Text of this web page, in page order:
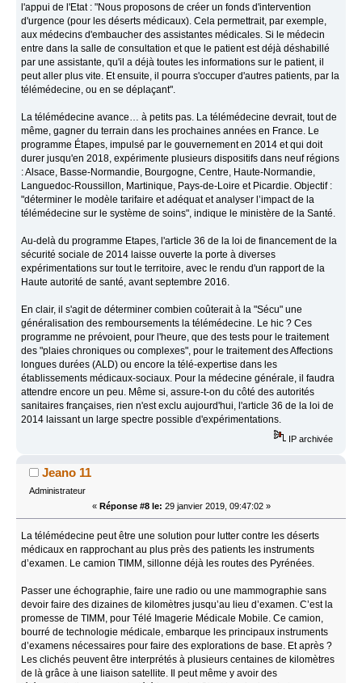
l'appui de l'Etat : "Nous proposons de créer un fonds d'intervention
d'urgence (pour les déserts médicaux). Cela permettrait, par exemple,
aux médecins d'embaucher des assistantes médicales. Si le médecin
entre dans la salle de consultation et que le patient est déjà déshabillé
par une assistante, qu'il a déjà toutes les informations sur le patient, il
peut aller plus vite. Et ensuite, il pourra s'occuper d'autres patients, par la
télémédecine, ou en se déplaçant".
La télémédecine avance… à petits pas. La télémédecine devrait, tout de
même, gagner du terrain dans les prochaines années en France. Le
programme Étapes, impulsé par le gouvernement en 2014 et qui doit
durer jusqu'en 2018, expérimente plusieurs dispositifs dans neuf régions
: Alsace, Basse-Normandie, Bourgogne, Centre, Haute-Normandie,
Languedoc-Roussillon, Martinique, Pays-de-Loire et Picardie. Objectif :
"déterminer le modèle tarifaire et adéquat et analyser l’impact de la
télémédecine sur le système de soins", indique le ministère de la Santé.
Au-delà du programme Etapes, l'article 36 de la loi de financement de la
sécurité sociale de 2014 laisse ouverte la porte à diverses
expérimentations sur tout le territoire, avec le rendu d'un rapport de la
Haute autorité de santé, avant septembre 2016.
En clair, il s'agit de déterminer combien coûterait à la "Sécu" une
généralisation des remboursements la télémédecine. Le hic ? Ces
programme ne prévoient, pour l'heure, que des tests pour le traitement
des "plaies chroniques ou complexes", pour le traitement des Affections
longues durées (ALD) ou encore la télé-expertise dans les
établissements médicaux-sociaux. Pour la médecine générale, il faudra
attendre encore un peu. Même si, assure-t-on du côté des autorités
sanitaires françaises, rien n'est exclu aujourd'hui, l'article 36 de la loi de
2014 laissant un large spectre possible d'expérimentations.
IP archivée
Jeano 11
Administrateur
« Réponse #8 le: 29 janvier 2019, 09:47:02 »
La télémédecine peut être une solution pour lutter contre les déserts
médicaux en rapprochant au plus près des patients les instruments
d’examen. Le camion TIMM, sillonne déjà les routes des Pyrénées.
Passer une échographie, faire une radio ou une mammographie sans
devoir faire des dizaines de kilomètres jusqu’au lieu d’examen. C’est la
promesse de TIMM, pour Télé Imagerie Médicale Mobile. Ce camion,
bourré de technologie médicale, embarque les principaux instruments
d’examens nécessaires pour faire des explorations de base. Et après ?
Les clichés peuvent être interprétés à plusieurs centaines de kilomètres
de là grâce à une liaison satellite. Il peut même y avoir des